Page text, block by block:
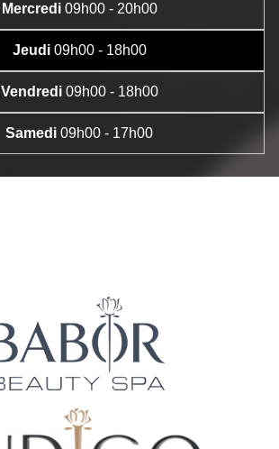
Mercredi 09h00 - 20h00
Jeudi 09h00 - 18h00
Vendredi 09h00 - 18h00
Samedi 09h00 - 17h00